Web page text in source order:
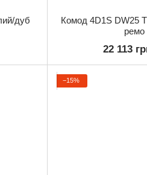
дуб
Комод 4D1S DW25
ремо
22 113
−15%